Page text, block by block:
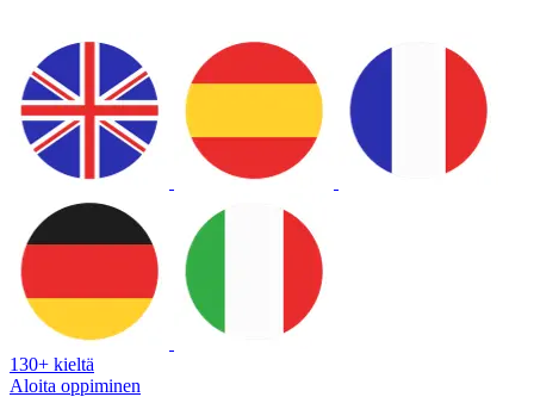
130+ kieltä
Aloita oppiminen